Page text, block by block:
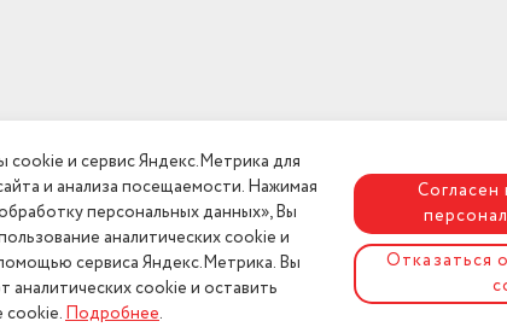
cookie и сервис Яндекс.Метрика для
и анализа посещаемости. Нажимая
персональных данных», Вы
аналитических cookie и
сервиса Яндекс.Метрика. Вы
аналитических cookie и оставить
cookie.Подробнее.
Согласен
Отказаться